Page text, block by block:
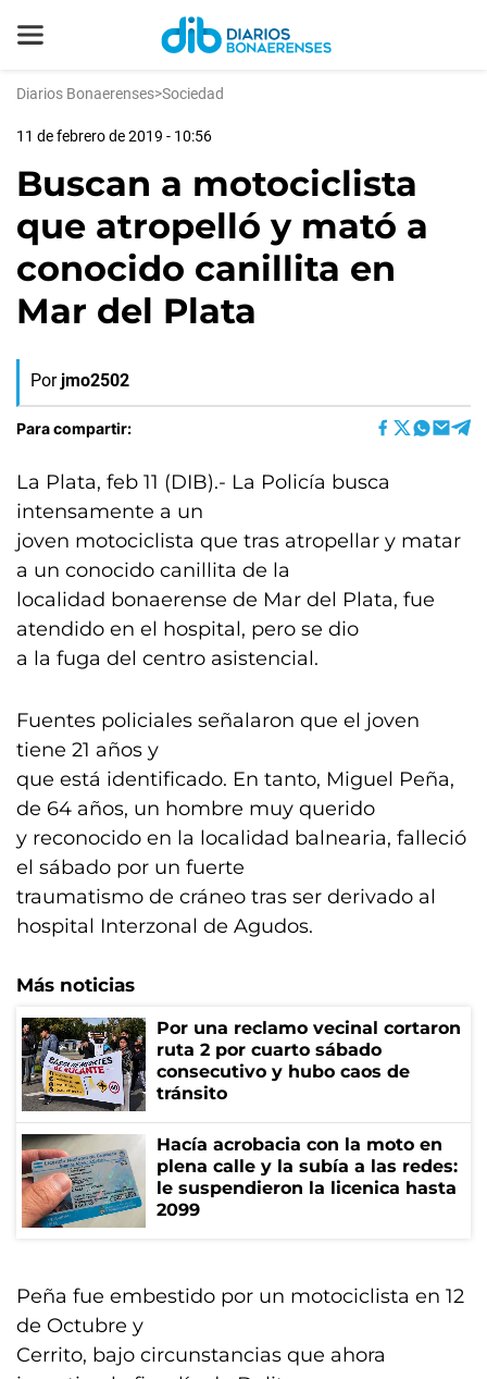
Diarios Bonaerenses>Sociedad
11 de febrero de 2019 - 10:56
Buscan a motociclista
que atropelló y mató a
conocido canillita en
Mar del Plata
Por jmo2502
Para compartir:
La Plata, feb 11 (DIB).- La Policía busca
intensamente a un
joven motociclista que tras atropellar y matar
a un conocido canillita de la
localidad bonaerense de Mar del Plata, fue
atendido en el hospital, pero se dio
a la fuga del centro asistencial.
Fuentes policiales señalaron que el joven
tiene 21 años y
que está identificado. En tanto, Miguel Peña,
de 64 años, un hombre muy querido
y reconocido en la localidad balnearia, falleció
el sábado por un fuerte
traumatismo de cráneo tras ser derivado al
hospital Interzonal de Agudos.
Más noticias
Por una reclamo vecinal cortaron
ruta 2 por cuarto sábado
consecutivo y hubo caos de
tránsito
Hacía acrobacia con la moto en
plena calle y la subía a las redes:
le suspendieron la licenica hasta
2099
Peña fue embestido por un motociclista en 12
de Octubre y
Cerrito, bajo circunstancias que ahora